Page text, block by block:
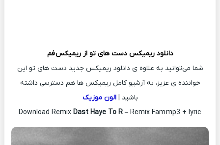
دانلود ریمیکس دست های تو از ریمیکسفم
شما می‌توانید به علاوه ی دانلود ریمیکس جدید دست های تو این
خواننده ی عزیز، به آرشیو کامل ریمیکس ها هم دسترسی داشته
باشید |الون موزیک
Dast Haye To R – Remix Fam mp3 + lyric